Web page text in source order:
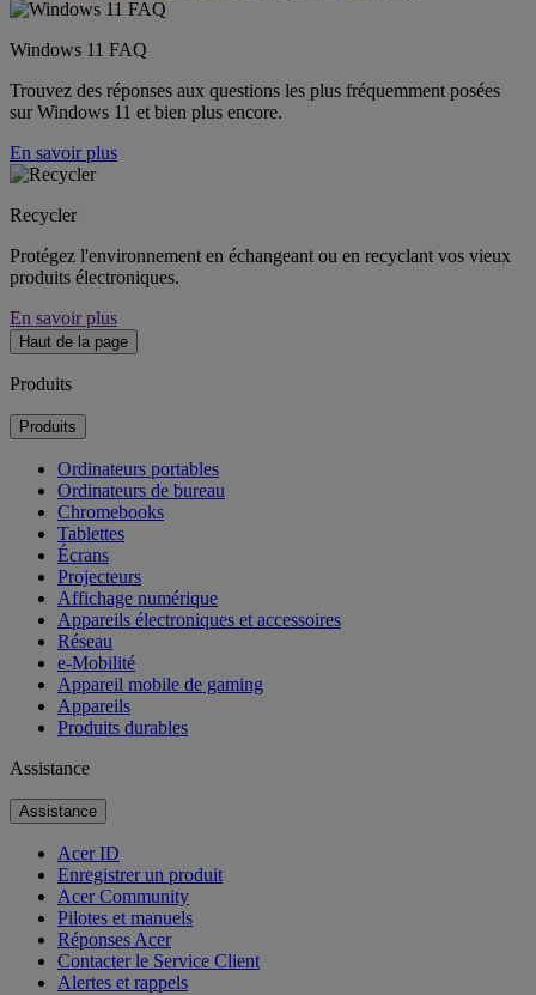
Windows 11 FAQ
Trouvez des réponses aux questions les plus fréquemment posées
sur Windows 11 et bien plus encore.
En savoir plus
Recycler
Protégez l'environnement en échangeant ou en recyclant vos vieux
produits électroniques.
En savoir plus
Haut de la page
Produits
Produits
Ordinateurs portables
Ordinateurs de bureau
Chromebooks
Tablettes
Écrans
Projecteurs
Affichage numérique
Appareils électroniques et accessoires
Réseau
e-Mobilité
Appareil mobile de gaming
Appareils
Produits durables
Assistance
Assistance
Acer ID
Enregistrer un produit
Acer Community
Pilotes et manuels
Réponses Acer
Contacter le Service Client
Alertes et rappels